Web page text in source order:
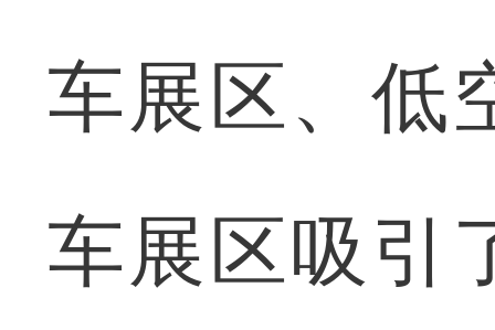
车展区、低
车展区吸引